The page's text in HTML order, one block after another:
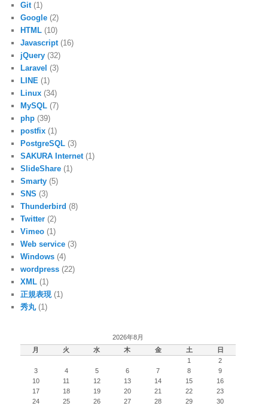
Git(1)
Google (2)
HTML (10)
Javascript(16)
jQuery (32)
Laravel (3)
LINE (1)
Linux (34)
MySQL (7)
php (39)
postfix (1)
PostgreSQL (3)
SAKURA Internet(1)
SlideShare (1)
Smarty (5)
SNS (3)
Thunderbird (8)
Twitter (2)
Vimeo (1)
Web service (3)
Windows (4)
wordpress (22)
XML (1)
正規表現(1)
秀丸(1)
2026年8月
月
火 水 木 金 土 日
1
2
3
4 5 6 7 8
9
10
11 12 13 14 15
16
17
18 19 20 21 22
23
24
25 26 27 28 29
30